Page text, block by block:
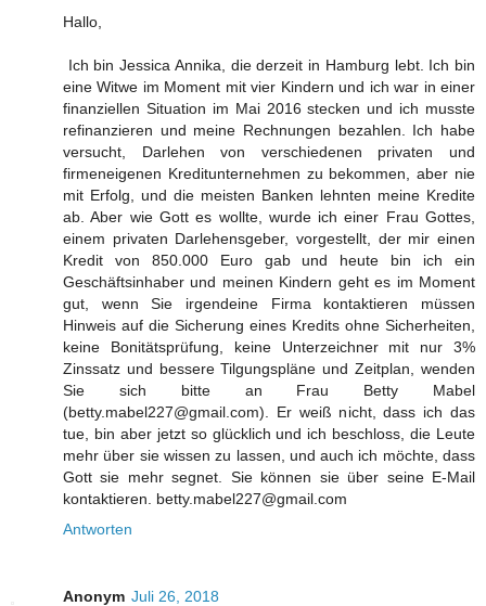
Hallo,
Ich bin Jessica Annika, die derzeit in Hamburg lebt. Ich bin
eine Witwe im Moment mit vier Kindern und ich war in einer
finanziellen Situation im Mai 2016 stecken und ich musste
refinanzieren und meine Rechnungen bezahlen. Ich habe
versucht, Darlehen von verschiedenen privaten und
firmeneigenen Kreditunternehmen zu bekommen, aber nie
mit Erfolg, und die meisten Banken lehnten meine Kredite
ab. Aber wie Gott es wollte, wurde ich einer Frau Gottes,
einem privaten Darlehensgeber, vorgestellt, der mir einen
Kredit von 850.000 Euro gab und heute bin ich ein
Geschäftsinhaber und meinen Kindern geht es im Moment
gut, wenn Sie irgendeine Firma kontaktieren müssen
Hinweis auf die Sicherung eines Kredits ohne Sicherheiten,
keine Bonitätsprüfung, keine Unterzeichner mit nur 3%
Zinssatz und bessere Tilgungspläne und Zeitplan, wenden
Sie sich bitte an Frau Betty Mabel
(betty.mabel227@gmail.com). Er weiß nicht, dass ich das
tue, bin aber jetzt so glücklich und ich beschloss, die Leute
mehr über sie wissen zu lassen, und auch ich möchte, dass
Gott sie mehr segnet. Sie können sie über seine E-Mail
kontaktieren. betty.mabel227@gmail.com
Antworten
Anonym Juli 26, 2018